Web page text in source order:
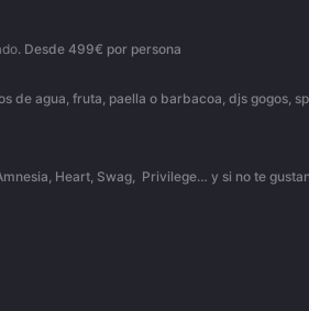
. Desde 499€ por persona
de agua, fruta, paella o barbacoa, djs gogos,
Heart, Swag, Privilege… y si no te